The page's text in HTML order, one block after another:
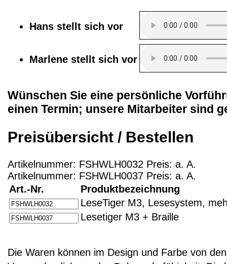
Hans stellt sich vor
Marlene stellt sich vor
Wünschen Sie eine persönliche
einen Termin; unsere Mitarbeiter sind
Preisübersicht / Bestellen
Artikelnummer: FSHWLH0032 Preis: a. A.
Artikelnummer: FSHWLH0037 Preis: a. A.
Art.-Nr.
Produktbezeichnung
LeseTiger M3, Lesesystem,
Lesetiger M3 + Braille
Die Waren können im Design und Farbe von